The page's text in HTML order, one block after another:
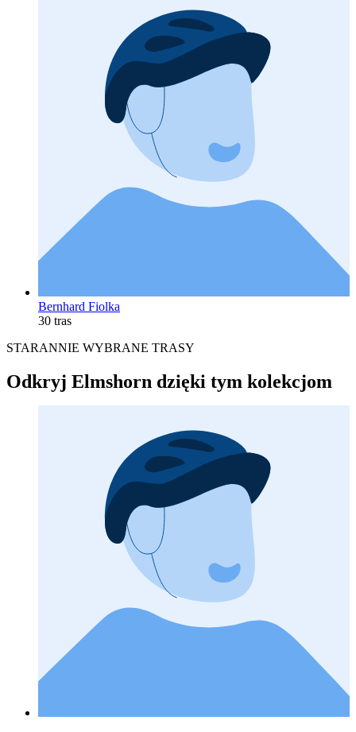
Bernhard Fiolka
30 tras
STARANNIE WYBRANE TRASY
Odkryj Elmshorn dzięki tym kolekcjom